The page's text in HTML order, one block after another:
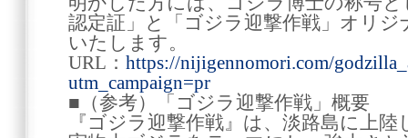
認定証」と「ゴジラ迎撃作戦」オリ
いたします。
URL： https://nijigennomori.com/
utm_campaign=pr
■（参考）「ゴジラ迎撃作戦」概要
『ゴジラ迎撃作戦』は、淡路島に上